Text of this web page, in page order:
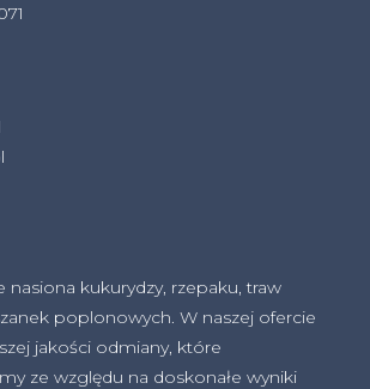
nasiona kukurydzy, rzepaku, traw
poplonowych. W naszej ofercie
jakości odmiany, które
ze względu na doskonałe wyniki